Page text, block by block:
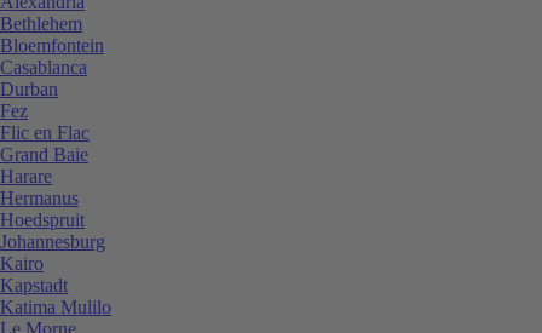
Bethlehem
Bloemfontein
Casablanca
Durban
Fez
Flic en Flac
Grand Baie
Harare
Hermanus
Hoedspruit
Johannesburg
Kairo
Kapstadt
Katima Mulilo
Le Morne